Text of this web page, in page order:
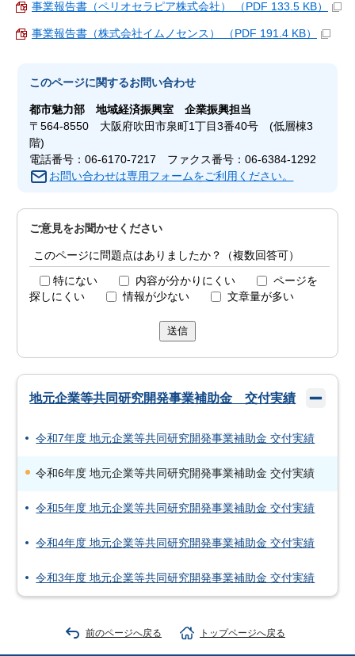
事業報告書（ペリオセラピア株式会社） （PDF 133.5 KB）
事業報告書（株式会社イムノセンス） （PDF 191.4 KB）
このページに関するお問い合わせ
都市魅力部地域経済振興室 企業振興担当
〒564-8550 大阪府吹田市泉町1丁目3番40号 (低層棟3
階)
電話番号：06-6170-7217 ファクス番号：06-6384-1292
お問い合わせは専用フォームをご利用ください。
ご意見をお聞かせください
このページに問題点はありましたか？（複数回答可）
特にない 内容が分かりにくい
ページを
探しにくい
情報が少ない 文章量が多い
送信
地元企業等共同研究開発事業補助金 交付実績
令和7年度 地元企業等共同研究開発事業補助金 交付実績
令和6年度 地元企業等共同研究開発事業補助金 交付実績
令和5年度 地元企業等共同研究開発事業補助金 交付実績
令和4年度 地元企業等共同研究開発事業補助金 交付実績
令和3年度 地元企業等共同研究開発事業補助金 交付実績
前のページへ戻る トップページへ戻る